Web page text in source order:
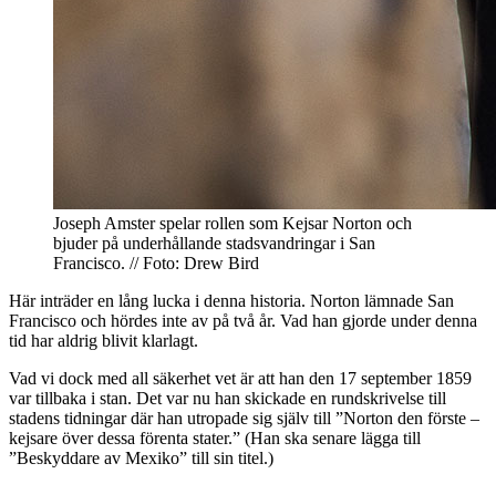
Joseph Amster spelar rollen som Kejsar Norton och
bjuder på underhållande stadsvandringar i San
Francisco. // Foto: Drew Bird
Här inträder en lång lucka i denna historia. Norton lämnade San
Francisco och hördes inte av på två år. Vad han gjorde under denna
tid har aldrig blivit klarlagt.
Vad vi dock med all säkerhet vet är att han den 17 september 1859
var tillbaka i stan. Det var nu han skickade en rundskrivelse till
stadens tidningar där han utropade sig själv till ”Norton den förste –
kejsare över dessa förenta stater.” (Han ska senare lägga till
”Beskyddare av Mexiko” till sin titel.)